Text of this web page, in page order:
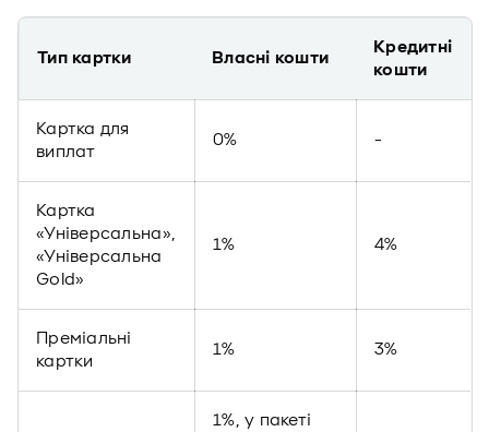
Тип картки Власні кошти
Кредитні
кошти
Картка для
виплат
0% -
Картка
«Універсальна»,
«Універсальна
Gold»
1% 4%
Преміальні
картки
1% 3%
1%, у пакеті